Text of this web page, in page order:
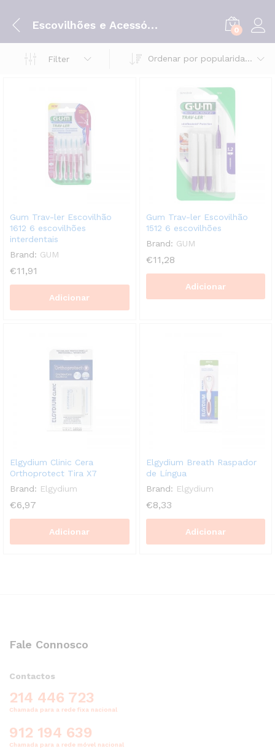
Escovilhões e Acessórios 0
Filter Ordenar por popularidade
Gum Trav-ler Escovilhão
1612 6 escovilhões
interdentais
Brand: GUM
€11,91
Adicionar
Gum Trav-ler Escovilhão
1512 6 escovilhões
Brand: GUM
€11,28
Adicionar
Elgydium Clinic Cera
Orthoprotect Tira X7
Brand: Elgydium
€6,97
Adicionar
Elgydium Breath Raspador
de Língua
Brand: Elgydium
€8,33
Adicionar
Fale Connosco
Contactos
214 446 723
Chamada para a rede fixa nacional
912 194 639
Chamada para a rede móvel nacional